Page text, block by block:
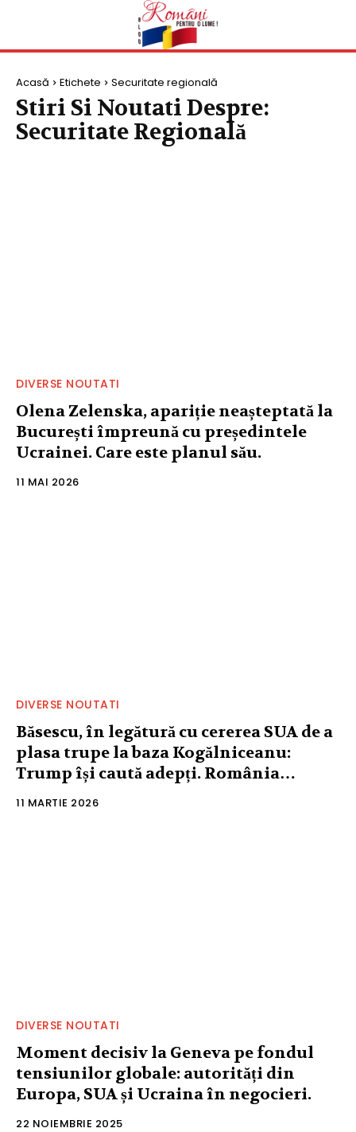
Acasă Etichete Securitate regională
Stiri Si Noutati Despre:
Securitate Regională
DIVERSE NOUTATI
Olena Zelenska, apariție neașteptată la
București împreună cu președintele
Ucrainei. Care este planul său.
11 MAI 2026
DIVERSE NOUTATI
Băsescu, în legătură cu cererea SUA de a
plasa trupe la baza Kogălniceanu:
Trump își caută adepți. România…
11 MARTIE 2026
DIVERSE NOUTATI
Moment decisiv la Geneva pe fondul
tensiunilor globale: autorități din
Europa, SUA și Ucraina în negocieri.
22 NOIEMBRIE 2025